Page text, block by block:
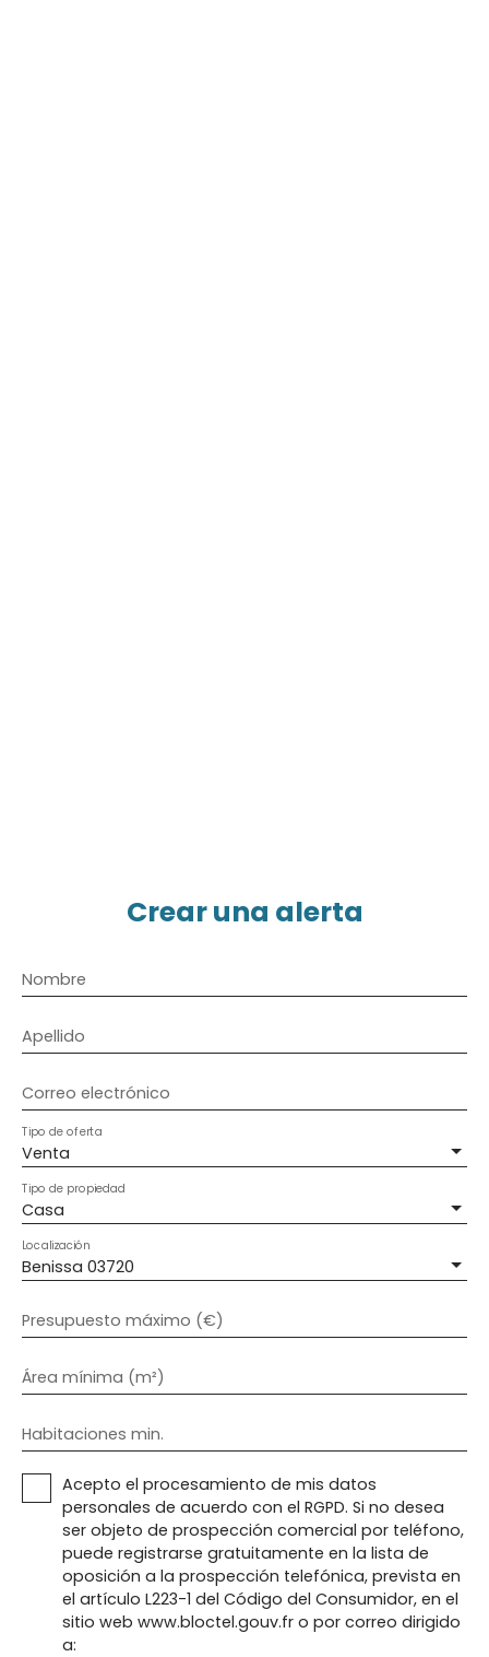
Crear una alerta
Nombre
Apellido
Correo electrónico
Venta
Tipo de oferta
Casa
Tipo de propiedad
Benissa 03720
Localización
Presupuesto máximo (€)
Área mínima (m²)
Habitaciones min.
Acepto el procesamiento de mis datos
personales de acuerdo con el RGPD. Si no desea
ser objeto de prospección comercial por teléfono,
puede registrarse gratuitamente en la lista de
oposición a la prospección telefónica, prevista en
el artículo L223-1 del Código del Consumidor, en el
sitio web www.bloctel.gouv.fr o por correo dirigido
a: